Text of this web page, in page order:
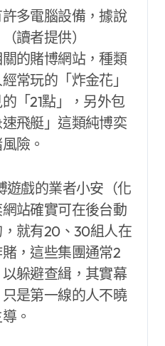
多電腦設備，據說
讀者提供）
的賭博網站，種類
常玩的「炸金花」
「21點」，另外包
飛艇」這類純博奕
險。
遊戲的業者小安（化
站確實可在後台動
就有20、30組人在
，這些集團通常2
躲避查緝，其實幕
是第一線的人不曉
。